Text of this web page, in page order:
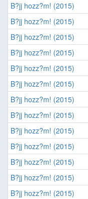
B?jj hozz?m! (2015)
B?jj hozz?m! (2015)
B?jj hozz?m! (2015)
B?jj hozz?m! (2015)
B?jj hozz?m! (2015)
B?jj hozz?m! (2015)
B?jj hozz?m! (2015)
B?jj hozz?m! (2015)
B?jj hozz?m! (2015)
B?jj hozz?m! (2015)
B?jj hozz?m! (2015)
B?jj hozz?m! (2015)
B?jj hozz?m! (2015)